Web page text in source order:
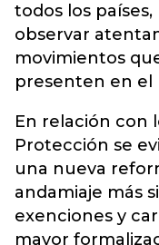
todos los
observar
movimientos
presenten en el
En relación con
Protección se
una nueva
andamiaje más
exenciones y
mayor